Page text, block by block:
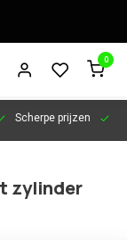
0
Scherpe prijzen
zylinder